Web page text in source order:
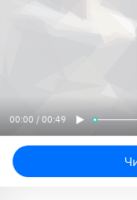
00:00 / 00:49